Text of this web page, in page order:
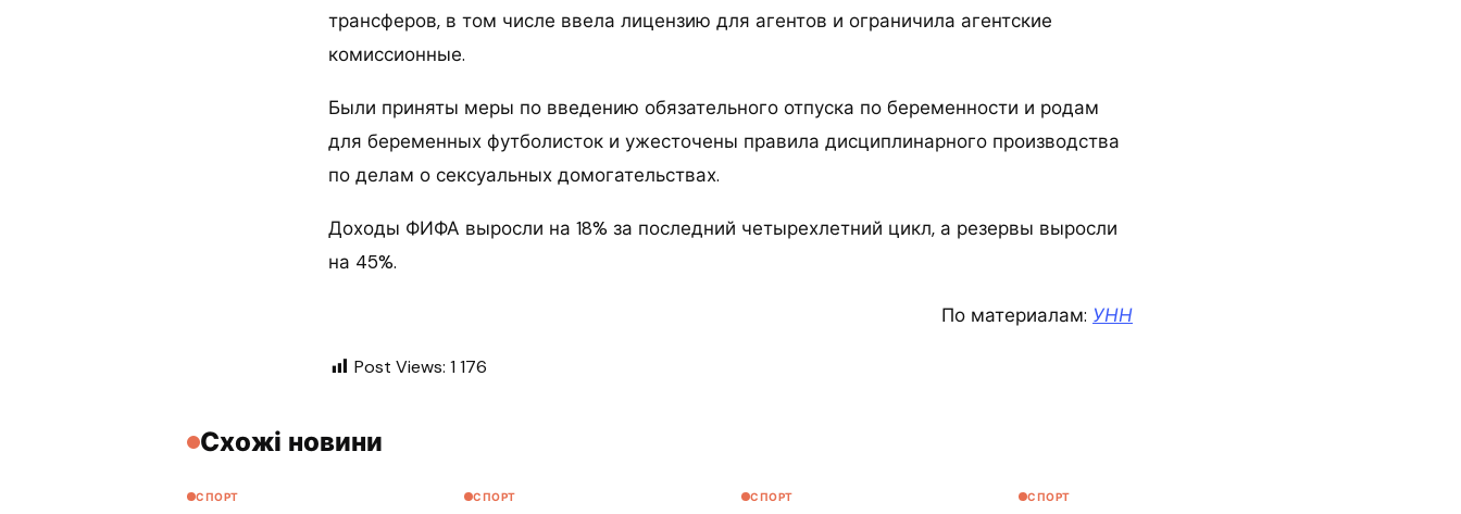
трансферов, в том числе ввела лицензию для агентов и ограничила агентские
комиссионные.
Были приняты меры по введению обязательного отпуска по беременности и родам
для беременных футболисток и ужесточены правила дисциплинарного производства
по делам о сексуальных домогательствах.
Доходы ФИФА выросли на 18% за последний четырехлетний цикл, а резервы выросли
на 45%.
По материалам: УНН
Post Views: 1 176
Схожі новини
СПОРТ СПОРТ СПОРТ СПОРТ